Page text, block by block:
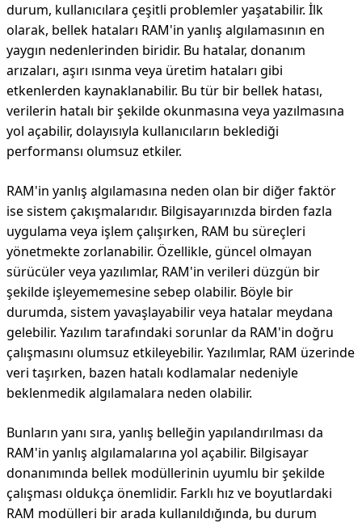
durum, kullanıcılara çeşitli problemler yaşatabilir. İlk
olarak, bellek hataları RAM'in yanlış algılamasının en
yaygın nedenlerinden biridir. Bu hatalar, donanım
arızaları, aşırı ısınma veya üretim hataları gibi
etkenlerden kaynaklanabilir. Bu tür bir bellek hatası,
verilerin hatalı bir şekilde okunmasına veya yazılmasına
yol açabilir, dolayısıyla kullanıcıların beklediği
performansı olumsuz etkiler.
RAM'in yanlış algılamasına neden olan bir diğer faktör
ise sistem çakışmalarıdır. Bilgisayarınızda birden fazla
uygulama veya işlem çalışırken, RAM bu süreçleri
yönetmekte zorlanabilir. Özellikle, güncel olmayan
sürücüler veya yazılımlar, RAM'in verileri düzgün bir
şekilde işleyememesine sebep olabilir. Böyle bir
durumda, sistem yavaşlayabilir veya hatalar meydana
gelebilir. Yazılım tarafındaki sorunlar da RAM'in doğru
çalışmasını olumsuz etkileyebilir. Yazılımlar, RAM üzerinde
veri taşırken, bazen hatalı kodlamalar nedeniyle
beklenmedik algılamalara neden olabilir.
Bunların yanı sıra, yanlış belleğin yapılandırılması da
RAM'in yanlış algılamalarına yol açabilir. Bilgisayar
donanımında bellek modüllerinin uyumlu bir şekilde
çalışması oldukça önemlidir. Farklı hız ve boyutlardaki
RAM modülleri bir arada kullanıldığında, bu durum